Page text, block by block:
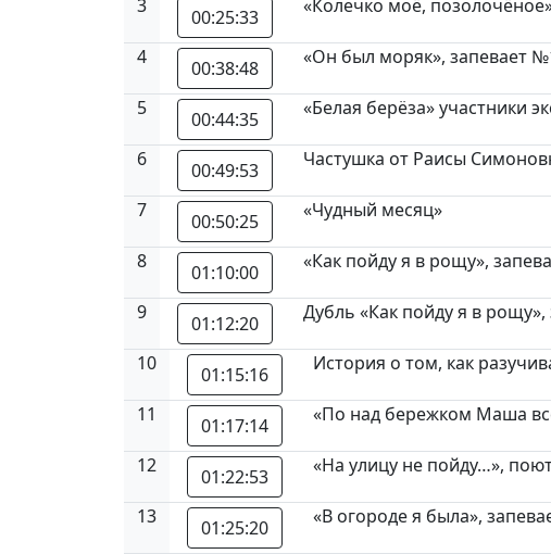
3 00:25:33 «Колечко моё,
4 00:38:48 «Он был моряк», запевает
5 00:44:35 «Белая берёза» участники
6 00:49:53 Частушка от Раисы
7 00:50:25 «Чудный месяц»
8 01:10:00 «Как пойду я в рощу»,
9 01:12:20 Дубль «Как пойду я в
10 01:15:16 История о том, как
11 01:17:14 «По над бережком Маша
12 01:22:53 «На улицу не пойду…»,
13 01:25:20 «В огороде я была»,